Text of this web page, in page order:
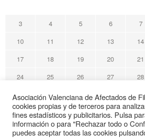
3
4 5 6 7
10
11 12 13 14
17
18 19 20 21
24
25 26 27 28
31
« May
Asociación Valenciana de Afectados de
cookies propias y de terceros para
fines estadísticos y publicitarios. Pulsa
información o para "Rechazar todo o
puedes aceptar todas las cookies